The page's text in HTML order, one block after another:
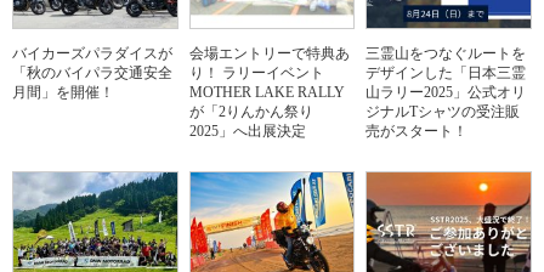
バイカーズパラダイスが
「秋のバイパラ交通安全
月間」を開催！
会場エントリーで特典あ
り！ ラリーイベント
MOTHER LAKE RALLY
が「2りんかん祭り
2025」へ出展決定
三霊山をつなぐルートを
デザインした「日本三霊
山ラリー2025」公式オリ
ジナルTシャツの受注販
売がスタート！